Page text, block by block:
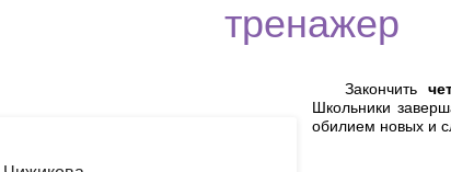
тренажер
Закончить
Школьники
обилием новых и